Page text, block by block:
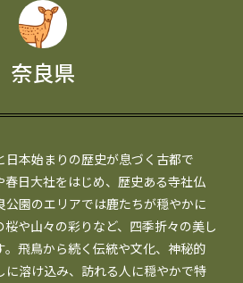
奈良県
本始まりの歴史が息づく古都で
日大社をはじめ、歴史ある寺社仏
公園のエリアでは鹿たちが穏やかに
や山々の彩りなど、四季折々の美し
。飛鳥から続く伝統や文化、神秘的
に溶け込み、訪れる人に穏やかで特